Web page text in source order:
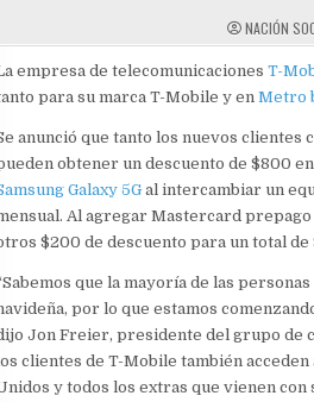
NACIÓN
empresa de telecomunicaciones T-
para su marca T-Mobile y en Metro
anunció que tanto los nuevos clientes
obtener un descuento de $800
Galaxy 5Gal intercambiar un
Al agregar Mastercard
$200 de descuento para un total de
que la mayoría de las
por lo que estamos
Jon Freier, presidente del grupo de
clientes de T-Mobile también
y todos los extras que vienen con